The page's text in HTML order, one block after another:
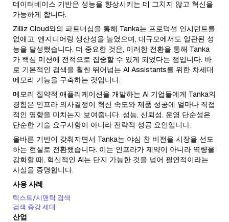
데이터베이스 기반은 성능을 향상시키는 데 그치지 않고 혁신을
가능하게 합니다.
Zilliz Cloud와의 파트너십을 통해 Tanka는 프로덕션 인시던트를
없애고, 엔지니어링 생산성을 높였으며, 대규모에서도 일관된 성
능을 달성했습니다. 더 중요한 것은, 이러한 전환을 통해 Tanka
가 핵심 미션에 전적으로 집중할 수 있게 되었다는 점입니다. 바
로 기본적인 검색을 훨씬 뛰어넘는 AI Assistants를 위한 차세대
메모리 기능을 구축하는 것입니다.
메모리 집약적 애플리케이션을 개발하는 AI 기업들에게 Tanka의
경험은 인프라 의사결정이 혁신 속도와 제품 성공에 얼마나 직접
적인 영향을 미치는지 보여줍니다. 성능, 신뢰성, 운영 단순성은
단순한 기술 요구사항이 아니라 전략적 성공 요인입니다.
올바른 기반이 갖춰지면서 Tanka는 야심 찬 비전을 시장을 선도
하는 현실로 전환했습니다. 이는 인프라가 제약이 아니라 역량을
강화할 때, 혁신적인 AI는 단지 가능한 것을 넘어 필연적이라는
사실을 증명합니다.
사용 사례
텍스트/시맨틱 검색
검색 증강 세대
산업